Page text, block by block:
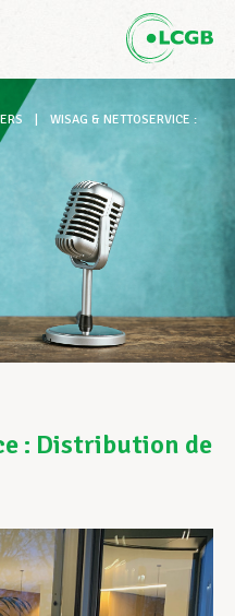
DE
WISAG & NETTOSERVICE :
: Distribution de